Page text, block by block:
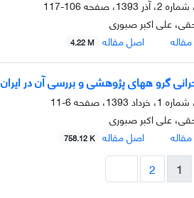
106-117
علی اکبر صبوری
اصل مقاله 4.22 M
گرو ههای پژوهشی و بررسی آن در ایران
6-11
علی اکبر صبوری
اصل مقاله 758.12 K
1
2